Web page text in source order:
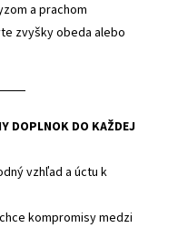
a prachom
zvyšky obeda alebo
DOPLNOK DO KAŽDEJ
vzhľad a úctu k
kompromisy medzi